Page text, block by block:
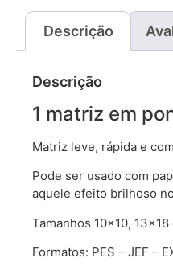
Descrição
Descrição
1 matriz em
Matriz leve, rápida e
Pode ser usado com
aquele efeito brilhoso
Tamanhos 10×10,
Formatos: PES – JEF –